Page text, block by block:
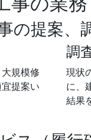
の提案、
規模修
提案い
調
現状
に、
結果